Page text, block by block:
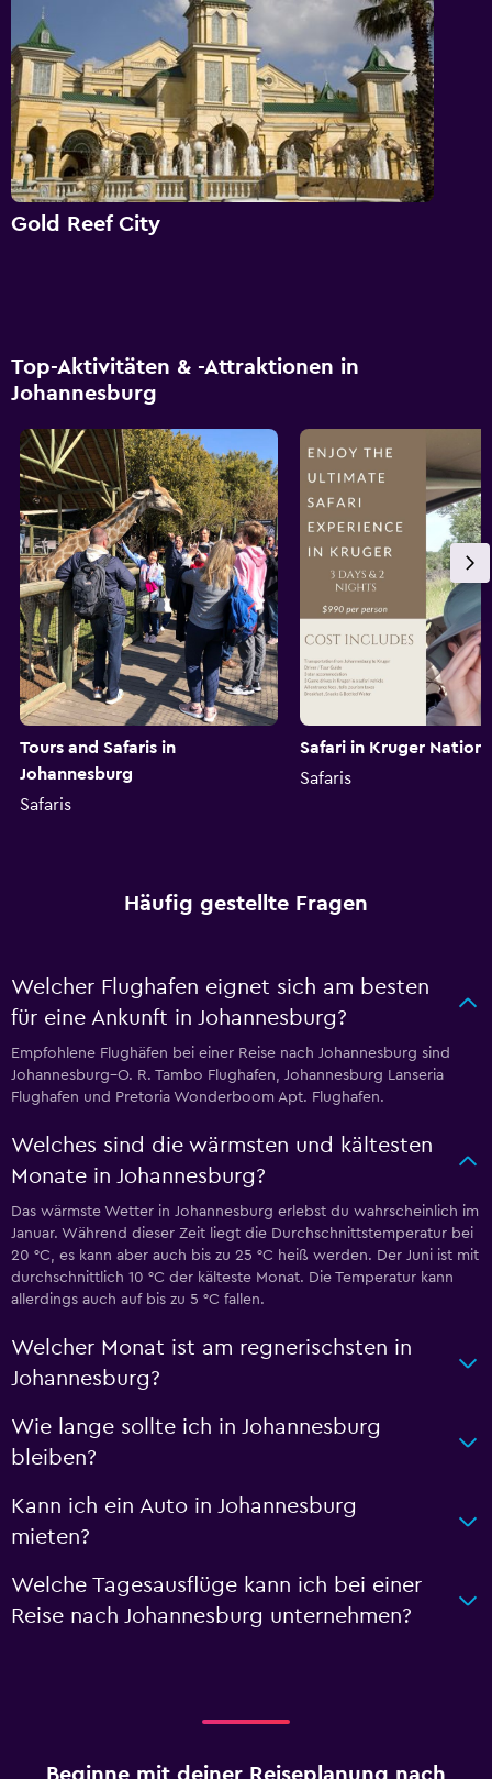
Gold Reef City
Top-Aktivitäten & -Attraktionen in
Johannesburg
Tours and Safaris in
Johannesburg
Safaris
Safari in Kruger
Safaris
Häufig gestellte Fragen
Welcher Flughafen eignet sich am besten
für eine Ankunft in Johannesburg?
Empfohlene Flughäfen bei einer Reise nach Johannesburg sind
Johannesburg–O. R. Tambo Flughafen, Johannesburg Lanseria
Flughafen und Pretoria Wonderboom Apt. Flughafen.
Welches sind die wärmsten und kältesten
Monate in Johannesburg?
Das wärmste Wetter in Johannesburg erlebst du wahrscheinlich im
Januar. Während dieser Zeit liegt die Durchschnittstemperatur bei
20 °C, es kann aber auch bis zu 25 °C heiß werden. Der Juni ist mit
durchschnittlich 10 °C der kälteste Monat. Die Temperatur kann
allerdings auch auf bis zu 5 °C fallen.
Welcher Monat ist am regnerischsten in
Johannesburg?
Wie lange sollte ich in Johannesburg
bleiben?
Kann ich ein Auto in Johannesburg
mieten?
Welche Tagesausflüge kann ich bei einer
Reise nach Johannesburg unternehmen?
Beginne mit deiner Reiseplanung nach